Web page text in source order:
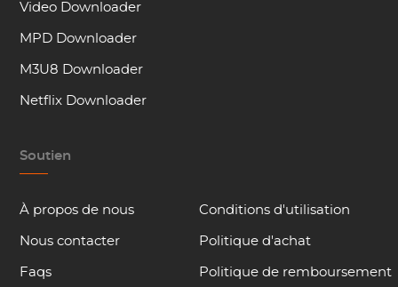
Video Downloader
MPD Downloader
M3U8 Downloader
Netflix Downloader
Soutien
À propos de nous
Nous contacter
Faqs
Conditions d'utilisation
Politique d'achat
Politique de remboursement